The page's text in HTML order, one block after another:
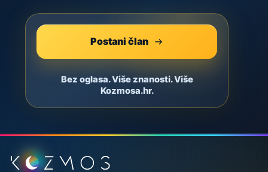
Postani član
Bez oglasa. Više znanosti. Više
Kozmosa.hr.
Podnožje stranice